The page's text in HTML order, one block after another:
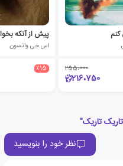
255،000
216،750
پیش از آنکه
اس جی واتسون
٪15
تاریک"
نظر خود را بنویسید